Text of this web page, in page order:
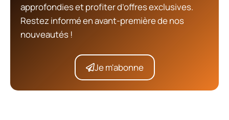
approfondies et profiter d’offres exclusives.
Restez informé en avant-première de nos
nouveautés !
Je m'abonne